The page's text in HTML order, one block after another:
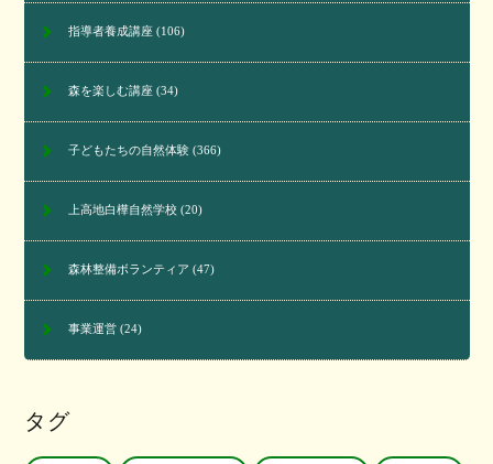
指導者養成講座(106)
森を楽しむ講座(34)
子どもたちの自然体験(366)
上高地白樺自然学校(20)
森林整備ボランティア (47)
事業運営(24)
タグ